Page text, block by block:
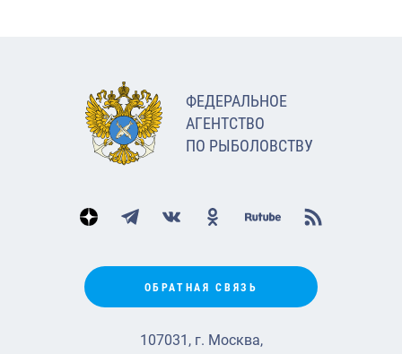
ФЕДЕРАЛЬНОЕ
АГЕНТСТВО
ПО РЫБОЛОВСТВУ
ОБРАТНАЯ СВЯЗЬ
107031, г. Москва,